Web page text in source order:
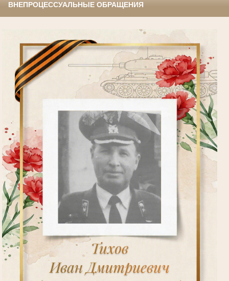
ВНЕПРОЦЕССУАЛЬНЫЕ ОБРАЩЕНИЯ